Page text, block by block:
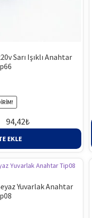
Sarı Işıklı Anahtar
Orijinal
fiyat:
99,90₺.
94,42₺Şu
fiyat:
94,42₺.
EKLE
Yuvarlak Anahtar